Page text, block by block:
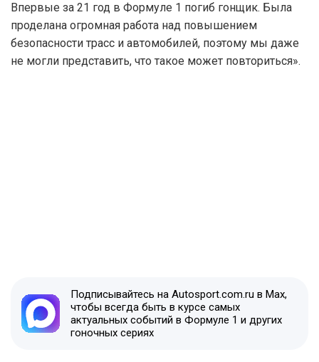
Впервые за 21 год в Формуле 1 погиб гонщик. Была
проделана огромная работа над повышением
безопасности трасс и автомобилей, поэтому мы даже
не могли представить, что такое может повториться».
Подписывайтесь на Autosport.com.ru в Max,
чтобы всегда быть в курсе самых
актуальных событий в Формуле 1 и других
гоночных сериях